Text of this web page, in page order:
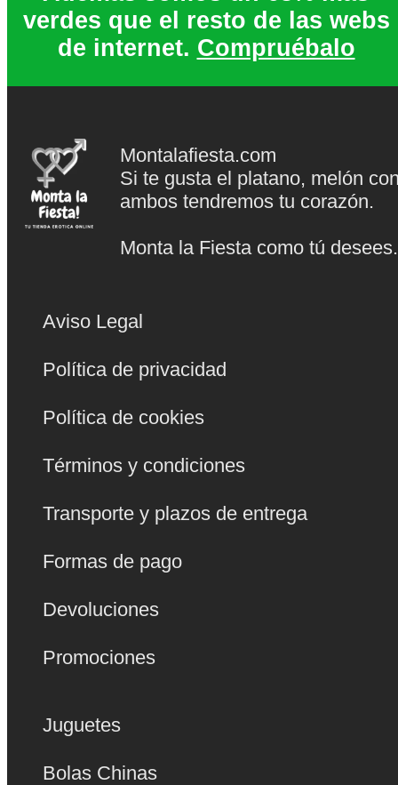
verdes que el resto de las webs
de internet. Compruébalo
Montalafiesta.com
Si te gusta el platano, melón
ambos tendremos tu corazón.
Monta la Fiesta como tú desees.
Aviso Legal
Política de privacidad
Política de cookies
Términos y condiciones
Transporte y plazos de entrega
Formas de pago
Devoluciones
Promociones
Juguetes
Bolas Chinas